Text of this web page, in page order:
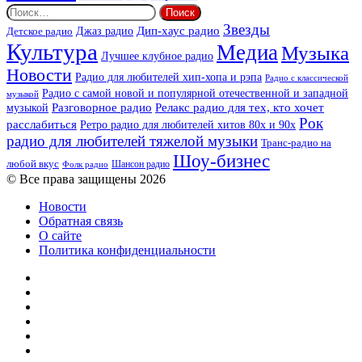
Найти:
Детское радио Джаз радио Дип-хаус радио Звезды
Культура Лучшее клубное радио МедиаМузыка
Новости Радио для любителей хип-хопа и рэпа Радио с классической
музыкой Радио с самой новой и популярной отечественной и западной
музыкой Разговорное радио Релакс радио для тех, кто хочет
расслабиться Ретро радио для любителей хитов 80х и 90х Рок
радио для любителей тяжелой музыки Транс-радио на
любой вкус Фолк радио Шансон радио Шоу-бизнес
© Все права защищены 2026
Новости
Обратная связь
О сайте
Политика конфиденциальности